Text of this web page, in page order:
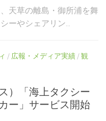
天草の離島・御所浦を舞
ーやシェアリン...
/ 広報・メディア実績 /観
）「海上タクシー
ー」サービス開始